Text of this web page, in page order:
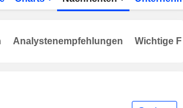
Analystenempfehlungen Wichtige